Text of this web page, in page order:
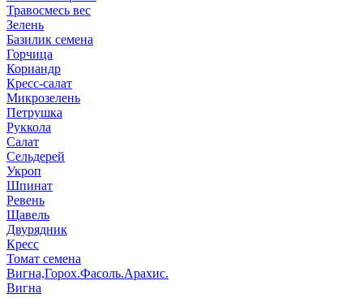
Травосмесь вес
Зелень
Базилик семена
Горчица
Кориандр
Кресс-салат
Микрозелень
Петрушка
Руккола
Салат
Сельдерей
Укроп
Шпинат
Ревень
Щавель
Двурядник
Кресс
Томат семена
Вигна,Горох.Фасоль.Арахис.
Вигна